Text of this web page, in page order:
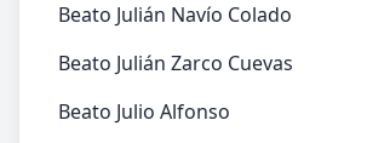
Beato Julián Navío Colado
Beato Julián Zarco Cuevas
Beato Julio Alfonso